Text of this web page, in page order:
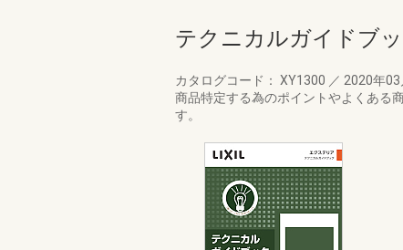
テクニカルガイドブ
カタログコード： XY1300 ／ 2020年03
商品特定する為のポイントやよくある
す。